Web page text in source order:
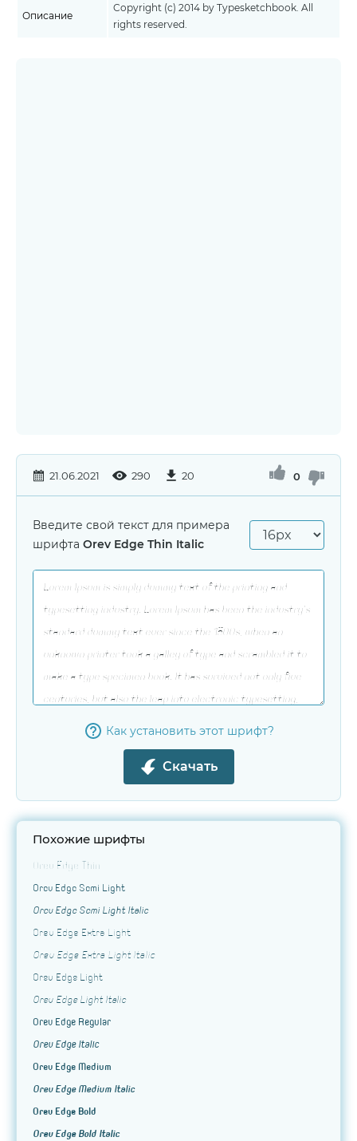
Описание
Copyright (c) 2014 by Typesketchbook. All
rights reserved.
21.06.2021 290 20 0
Введите свой текст для примера
шрифта Orev Edge Thin Italic
Как установить этот шрифт?
Скачать
Похожие шрифты
Orev Edge Thin
Orev Edge Semi Light
Orev Edge Semi Light Italic
Orev Edge Extra Light
Orev Edge Extra Light Italic
Orev Edge Light
Orev Edge Light Italic
Orev Edge Regular
Orev Edge Italic
Orev Edge Medium
Orev Edge Medium Italic
Orev Edge Bold
Orev Edge Bold Italic